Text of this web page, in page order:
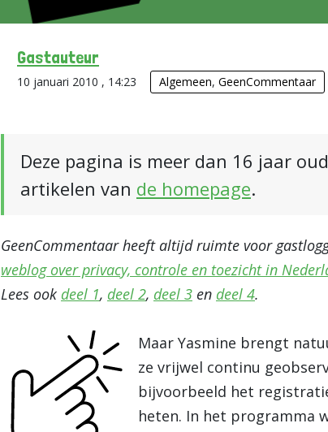
Gastauteur
10 januari 2010 , 14:23 Algemeen, GeenCommentaar
Deze pagina is meer dan 16 jaar
artikelen van de homepage.
GeenCommentaar heeft altijd ruimte voor
weblog over privacy, controle en toezicht in
Lees ook deel 1, deel 2, deel 3 en deel 4.
Maar Yasmine brengt
ze vrijwel continu
bijvoorbeeld het
heten. In het programma